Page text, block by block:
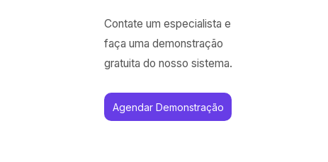
Contate um especialista e
faça uma demonstração
gratuita do nosso sistema.
Agendar Demonstração